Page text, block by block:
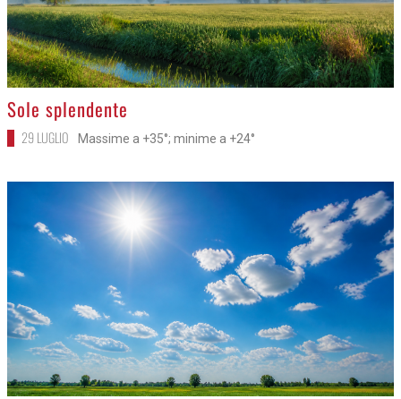
>
Sole splendente
29 LUGLIO Massime a +35°; minime a +24°